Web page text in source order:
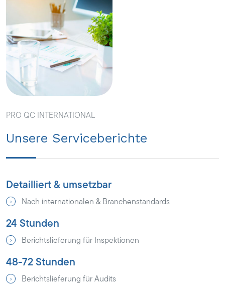
PRO QC INTERNATIONAL
Unsere Serviceberichte
Detailliert & umsetzbar
Nach internationalen & Branchenstandards
24 Stunden
Berichtslieferung für Inspektionen
48-72 Stunden
Berichtslieferung für Audits